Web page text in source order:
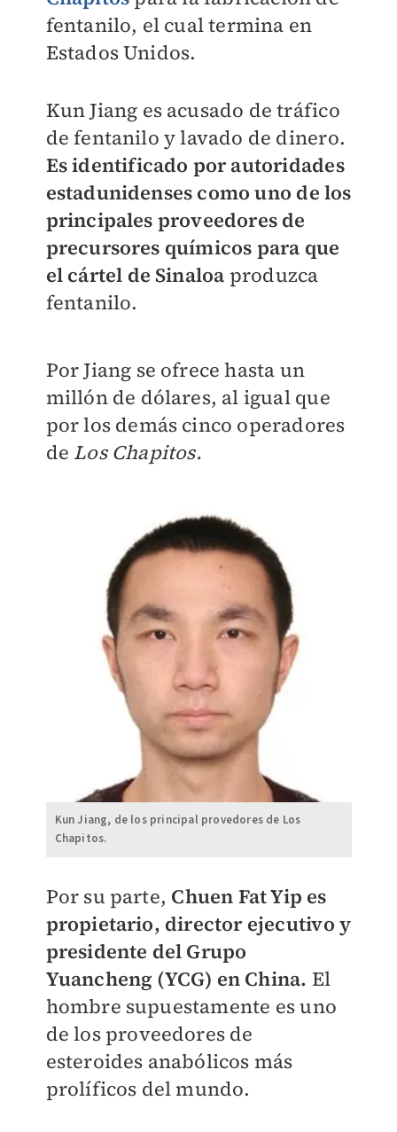
fentanilo, el cual termina en
Estados Unidos.
Kun Jiang es acusado de tráfico
de fentanilo y lavado de dinero.
Es identificado por autoridades
estadunidenses como uno de los
principales proveedores de
precursores químicos para que
el cártel de Sinaloa produzca
fentanilo.
Por Jiang se ofrece hasta un
millón de dólares, al igual que
por los demás cinco operadores
de Los Chapitos.
Kun Jiang, de los principal provedores de Los
Chapitos.
Por su parte, Chuen Fat Yip es
propietario, director ejecutivo y
presidente del Grupo
Yuancheng (YCG) en China. El
hombre supuestamente es uno
de los proveedores de
esteroides anabólicos más
prolíficos del mundo.